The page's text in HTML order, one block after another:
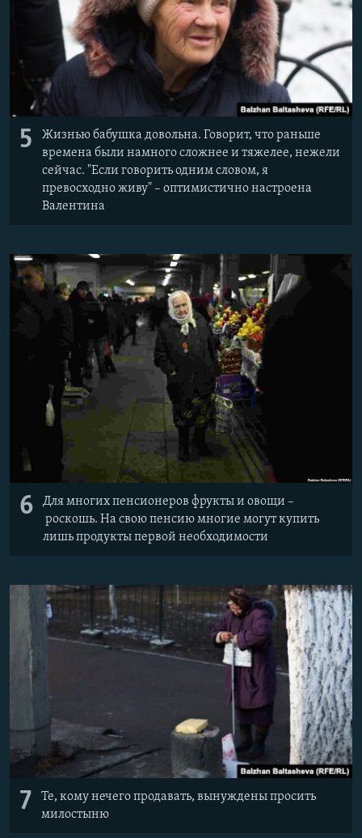
5
Жизнью бабушка довольна. Говорит, что раньше
времена были намного сложнее и тяжелее, нежели
сейчас. "Если говорить одним словом, я
превосходно живу" – оптимистично настроена
Валентина
6
Для многих пенсионеров фрукты и овощи –
роскошь. На свою пенсию многие могут купить
лишь продукты первой необходимости
7
Те, кому нечего продавать, вынуждены просить
милостыню